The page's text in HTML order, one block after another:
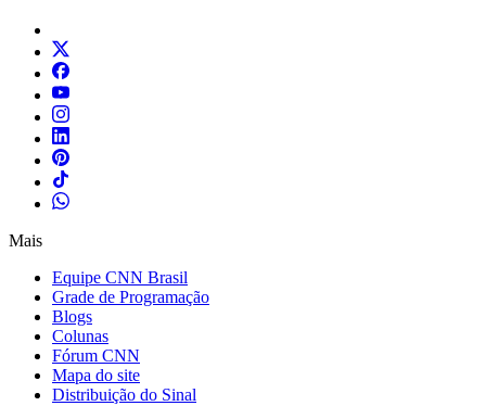
Mais
Equipe CNN Brasil
Grade de Programação
Blogs
Colunas
Fórum CNN
Mapa do site
Distribuição do Sinal